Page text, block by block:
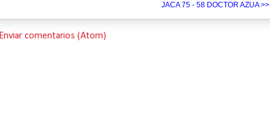
JACA 75 - 58 DOCTOR AZUA >>
Enviar comentarios (Atom)